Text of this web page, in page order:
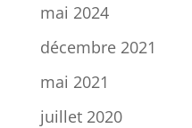
mai 2024
décembre 2021
mai 2021
juillet 2020